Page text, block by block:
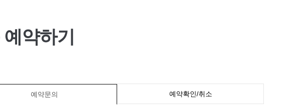
약하기
예약문의 예약확인/취소